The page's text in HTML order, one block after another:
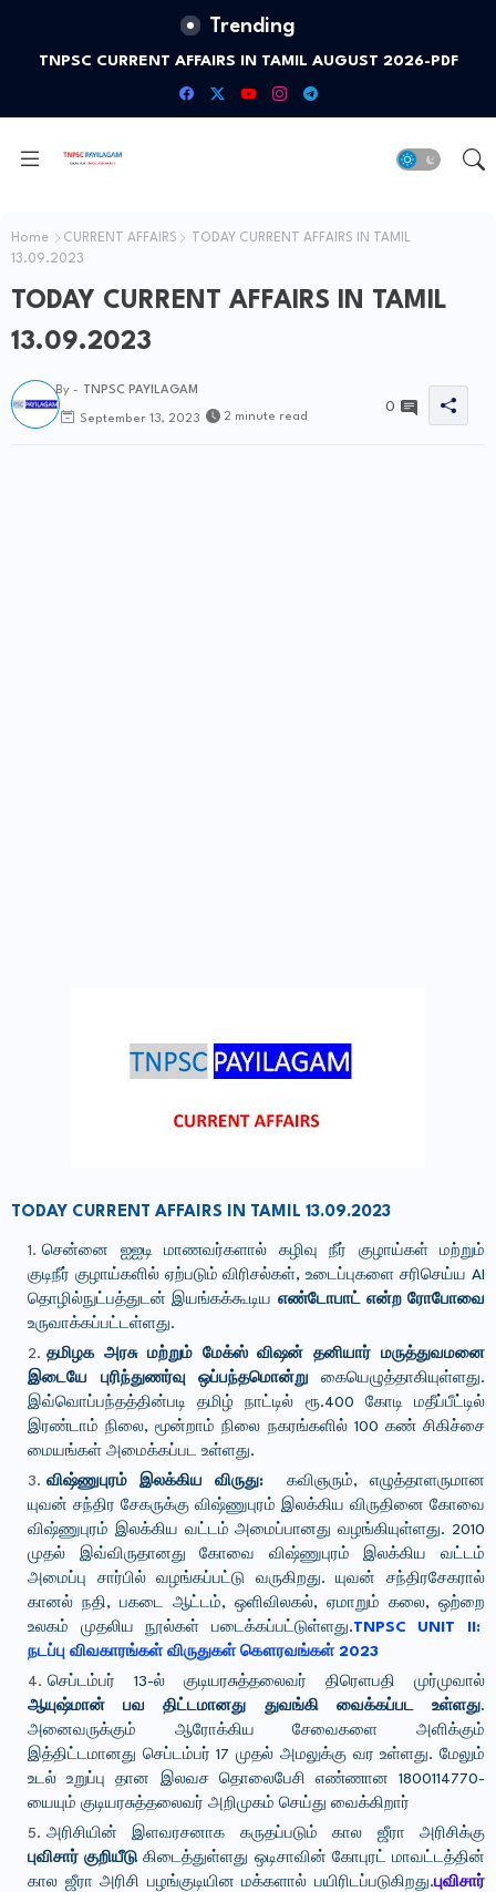
Trending
TNPSC CURRENT AFFAIRS IN TAMIL AUGUST 2026-PDF
Home CURRENT AFFAIRS
TODAY CURRENT AFFAIRS IN TAMIL
13.09.2023
TODAY CURRENT AFFAIRS IN TAMIL
13.09.2023
By - TNPSC PAYILAGAM
September 13, 2023 2 minute read
0
TODAY CURRENT AFFAIRS IN TAMIL 13.09.2023
சென்னை ஐஐடி மாணவர்களால் கழிவு நீர் குழாய்கள் மற்றும்
குடிநீர் குழாய்களில் ஏற்படும் விரிசல்கள், உடைப்புகளை சரிசெய்ய AI
தொழில்நுட்பத்துடன் இயங்கக்கூடிய எண்டோபாட் என்ற ரோபோவை
உருவாக்கப்பட்டள்ளது.
தமிழக அரசு மற்றும் மேக்ஸ் விஷன் தனியார் மருத்துவமனை
இடையே புரிந்துணர்வு ஒப்பந்தமொன்று கையெழுத்தாகியுள்ளது.
இவ்வொப்பந்தத்தின்படி தமிழ் நாட்டில் ரூ.400 கோடி மதீப்பீட்டில்
இரண்டாம் நிலை, மூன்றாம் நிலை நகரங்களில் 100 கண் சிகிச்சை
மையங்கள் அமைக்கப்பட உள்ளது.
விஷ்ணுபுரம் இலக்கிய விருது:
கவிஞரும், எழுத்தாளருமான
யுவன் சந்திர சேகருக்கு விஷ்ணுபுரம் இலக்கிய விருதினை கோவை
விஷ்ணுபுரம் இலக்கிய வட்டம் அமைப்பானது வழங்கியுள்ளது. 2010
முதல் இவ்விருதானது கோவை விஷ்ணுபுரம் இலக்கிய வட்டம்
அமைப்பு சார்பில் வழங்கப்பட்டு வருகிறது. யுவன் சந்திரசேகரால்
கானல் நதி, பகடை ஆட்டம், ஒளிவிலகல், ஏமாறும் கலை, ஒற்றை
உலகம் முதலிய நூல்கள் படைக்கப்பட்டுள்ளது.TNPSC UNIT II:
நடப்பு விவகாரங்கள் விருதுகள் கௌரவங்கள் 2023
செப்டம்பர் 13-ல் குடியரசுத்தலைவர் திரெளபதி முர்முவால்
ஆயுஷ்மான் பவ திட்டமானது துவங்கி வைக்கப்பட உள்ளது.
அனைவருக்கும் ஆரோக்கிய சேவைகளை அளிக்கும்
இத்திட்டமானது செப்டம்பர் 17 முதல் அமலுக்கு வர உள்ளது. மேலும்
உடல் உறுப்பு தான இலவச தொலைபேசி எண்ணான 1800114770-
யையும் குடியரசுத்தலைவர் அறிமுகம் செய்து வைக்கிறார்
அரிசியின் இளவரசனாக கருதப்படும் கால ஜீரா அரிசிக்கு
புவிசார் குறியீடுகிடைத்துள்ளது ஒடிசாவின் கோபுரட் மாவட்டத்தின்
கால ஜீரா அரிசி பழங்குடியின மக்களால் பயிரிடப்படுகிறது.புவிசார்